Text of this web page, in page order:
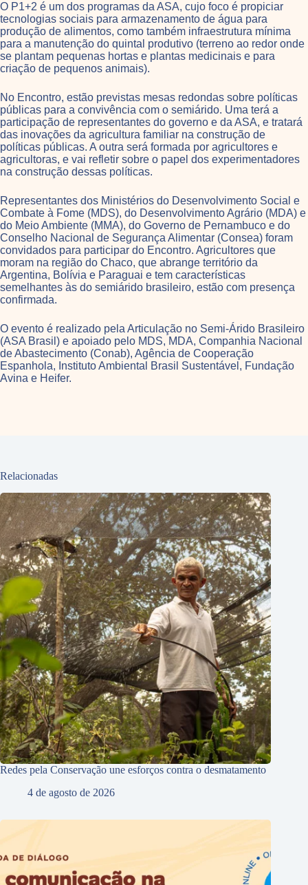
O P1+2 é um dos programas da ASA, cujo foco é propiciar
tecnologias sociais para armazenamento de água para
produção de alimentos, como também infraestrutura mínima
para a manutenção do quintal produtivo (terreno ao redor onde
se plantam pequenas hortas e plantas medicinais e para
criação de pequenos animais).
No Encontro, estão previstas mesas redondas sobre políticas
públicas para a convivência com o semiárido. Uma terá a
participação de representantes do governo e da ASA, e tratará
das inovações da agricultura familiar na construção de
políticas públicas. A outra será formada por agricultores e
agricultoras, e vai refletir sobre o papel dos experimentadores
na construção dessas políticas.
Representantes dos Ministérios do Desenvolvimento Social e
Combate à Fome (MDS), do Desenvolvimento Agrário (MDA) e
do Meio Ambiente (MMA), do Governo de Pernambuco e do
Conselho Nacional de Segurança Alimentar (Consea) foram
convidados para participar do Encontro. Agricultores que
moram na região do Chaco, que abrange território da
Argentina, Bolívia e Paraguai e tem características
semelhantes às do semiárido brasileiro, estão com presença
confirmada.
O evento é realizado pela Articulação no Semi-Árido Brasileiro
(ASA Brasil) e apoiado pelo MDS, MDA, Companhia Nacional
de Abastecimento (Conab), Agência de Cooperação
Espanhola, Instituto Ambiental Brasil Sustentável, Fundação
Avina e Heifer.
Relacionadas
Redes pela Conservação une esforços contra o desmatamento
4 de agosto de 2026